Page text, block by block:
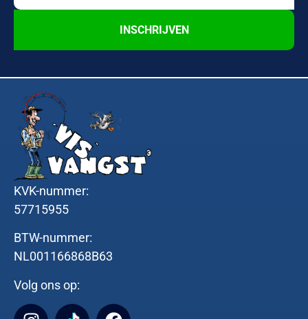
INSCHRIJVEN
KVK-nummer:
57715955
BTW-nummer:
NL001166868B63
Volg ons op: